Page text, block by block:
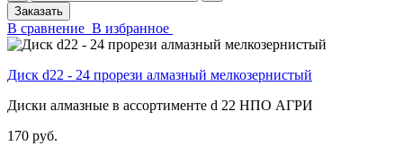
Заказать
В сравнение В избранное
Диск d22 - 24 прорези алмазный мелкозернистый
Диски алмазные в ассортименте d 22 НПО АГРИ
170 руб.